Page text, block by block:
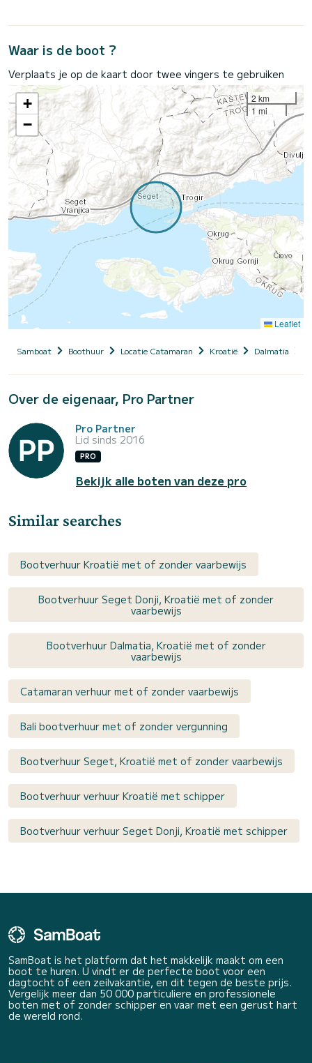
Waar is de boot ?
Verplaats je op de kaart door twee vingers te gebruiken
+
−
2 km
1 mi
Leaflet
Samboat Boothuur Locatie Catamaran Kroatië Dalmatia
Over de eigenaar, Pro Partner
Pro Partner
Lid sinds 2016
PRO
Bekijk alle boten van deze pro
Similar searches
Bootverhuur Kroatië met of zonder vaarbewijs
Bootverhuur Seget Donji, Kroatië met of zonder
vaarbewijs
Bootverhuur Dalmatia, Kroatië met of zonder
vaarbewijs
Catamaran verhuur met of zonder vaarbewijs
Bali bootverhuur met of zonder vergunning
Bootverhuur Seget, Kroatië met of zonder vaarbewijs
Bootverhuur verhuur Kroatië met schipper
Bootverhuur verhuur Seget Donji, Kroatië met schipper
SamBoat is het platform dat het makkelijk maakt om een
boot te huren. U vindt er de perfecte boot voor een
dagtocht of een zeilvakantie, en dit tegen de beste prijs.
Vergelijk meer dan 50 000 particuliere en professionele
boten met of zonder schipper en vaar met een gerust hart
de wereld rond.